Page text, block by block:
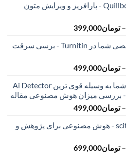
اکانت پرمیوم Quillbot - پارافریز و ویرایش متون
– تومان399,000
تومان145,000
تومان399,000
شارژ اکانت شخصی شما در Turnitin - برسی سرقت
– تومان499,000محدوده
تومان199,000
تا
تومان499,000
بررسی مقالات شما به وسیله قوی ترین Ai Detector
– تومان499,000محدوده
تومان299,000
تومان499,000
اکانت پرمیوم scite - هوش مصنوعی برای پژوهش و
– تومان699,000محدوده